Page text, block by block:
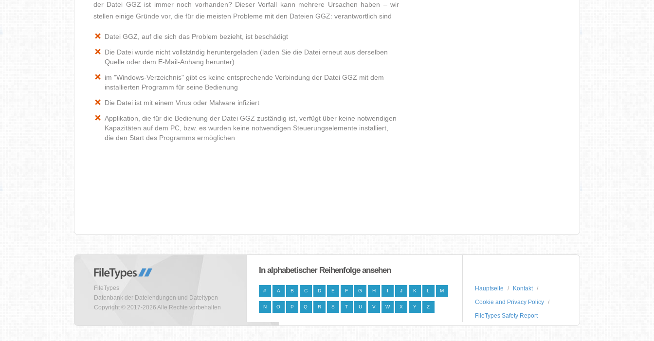
der Datei GGZ ist immer noch vorhanden? Dieser Vorfall kann mehrere Ursachen haben – wir
stellen einige Gründe vor, die für die meisten Probleme mit den Dateien GGZ: verantwortlich sind
Datei GGZ, auf die sich das Problem bezieht, ist beschädigt
Die Datei wurde nicht vollständig heruntergeladen (laden Sie die Datei erneut aus derselben
Quelle oder dem E-Mail-Anhang herunter)
im "Windows-Verzeichnis" gibt es keine entsprechende Verbindung der Datei GGZ mit dem
installierten Programm für seine Bedienung
Die Datei ist mit einem Virus oder Malware infiziert
Applikation, die für die Bedienung der Datei GGZ zuständig ist, verfügt über keine notwendigen
Kapazitäten auf dem PC, bzw. es wurden keine notwendigen Steuerungselemente installiert,
die den Start des Programms ermöglichen
FileTypes
Datenbank der Dateiendungen und Dateitypen
Copyright © 2017-2026 Alle Rechte vorbehalten
In alphabetischer Reihenfolge ansehen
# A B C D E F G H I J K L M
N O P Q R S T U V W X Y Z
Hauptseite
Kontakt
Cookie and Privacy Policy
FileTypes Safety Report